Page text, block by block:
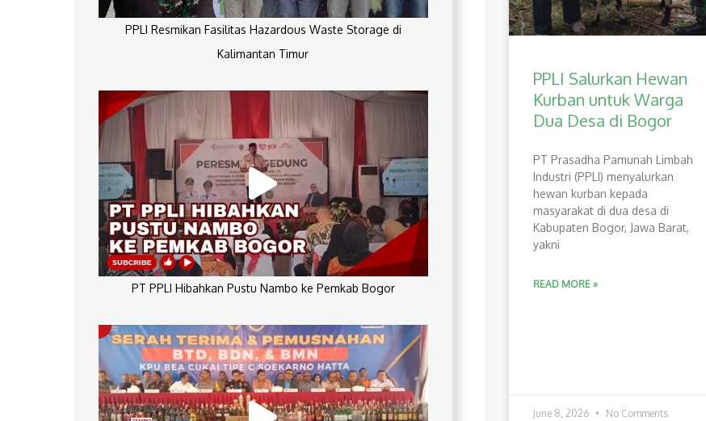
PPLI Resmikan Fasilitas Hazardous Waste Storage di
Kalimantan Timur
PT PPLI Hibahkan Pustu Nambo ke Pemkab Bogor
PPLI Salurkan Hewan
Kurban untuk Warga
Dua Desa di Bogor
PT Prasadha Pamunah Limbah
Industri (PPLI) menyalurkan
hewan kurban kepada
masyarakat di dua desa di
Kabupaten Bogor, Jawa Barat,
yakni
READ MORE »
June 8, 2026 No Comments